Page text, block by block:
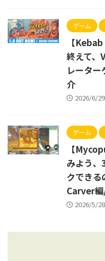
ゲーム
【
終えて、
レータ
介
2026/6/29
ゲーム
【
みよう、
クでき
Carver
2026/5/28